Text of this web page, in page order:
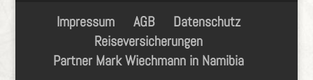
Impressum AGB
Datenschutz
Reiseversicherungen
Partner Mark Wiechmann in Namibia